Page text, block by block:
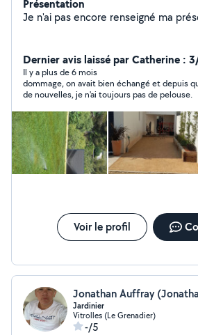
Présentation
Je n'ai pas
Dernier avis laissé par Catherine :
Il y a plus de 6 mois
dommage, on avait bien échangé et depuis quelques jours plus
de nouvelles, je n'ai toujours pas de pelouse.
Voir le profil
Jonathan Auffray
Jardinier
Vitrolles (Le Grenadier)
-/5